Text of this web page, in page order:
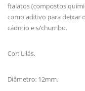
ftalatos (compostos
como aditivo para deixar
cádmio e s/chumbo.
Cor: Lilás.
Diâmetro: 12mm.